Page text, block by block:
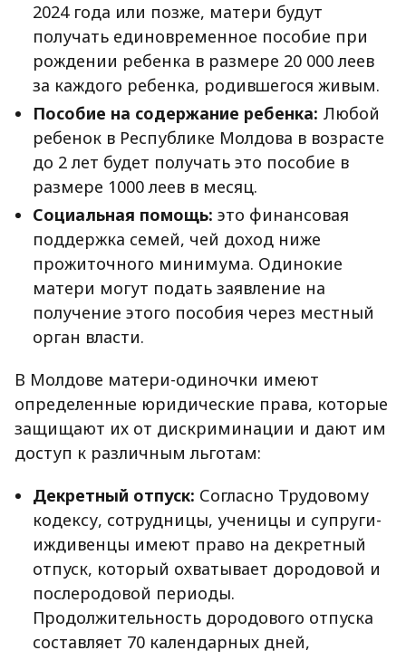
2024 года или позже, матери будут
получать единовременное пособие при
рождении ребенка в размере 20 000 леев
за каждого ребенка, родившегося живым.
Пособие на содержание ребенка: Любой
ребенок в Республике Молдова в возрасте
до 2 лет будет получать это пособие в
размере 1000 леев в месяц.
Социальная помощь: это финансовая
поддержка семей, чей доход ниже
прожиточного минимума. Одинокие
матери могут подать заявление на
получение этого пособия через местный
орган власти.
В Молдове матери-одиночки имеют
определенные юридические права, которые
защищают их от дискриминации и дают им
доступ к различным льготам:
Декретный отпуск: Согласно Трудовому
кодексу, сотрудницы, ученицы и супруги-
иждивенцы имеют право на декретный
отпуск, который охватывает дородовой и
послеродовой периоды.
Продолжительность дородового отпуска
составляет 70 календарных дней,